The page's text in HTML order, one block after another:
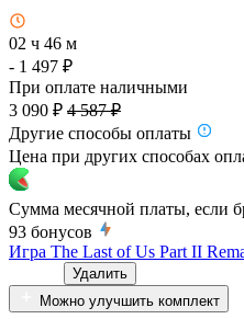
02 ч 46 м
- 1 497 ₽
При оплате наличными
3 090 ₽ 4 587 ₽
Другие способы оплаты
Цена при других способах
Сумма месячной платы, если
93 бонусов
Игра The Last of Us Part II
Удалить
Можно улучшить комплект